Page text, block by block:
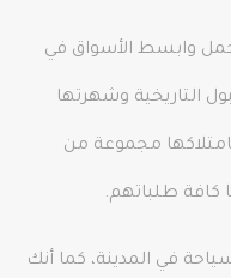
وابسط الأسواق في
التاريخية وشهرتها
بامتلاكها مجموعة من
كافة طلباتهم.
في المدينة، كما أنك